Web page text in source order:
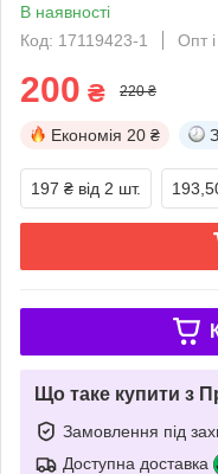
В наявності
Код: 17119423-1
Опт
200 ₴ 220 ₴
Економія 20 ₴
197 ₴ від 2 шт.
Що таке купити з
Замовлення під
Доступна доставка